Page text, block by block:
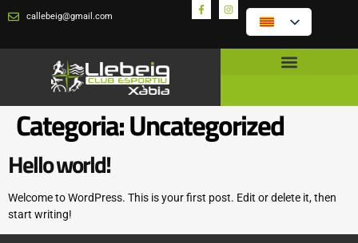
callebeig@gmail.com
Categoria:Uncategorized
Hello world!
Welcome to WordPress. This is your first post. Edit or delete it, then
start writing!